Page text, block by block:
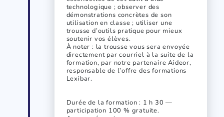
technologique ; observer des
démonstrations concrètes de son
utilisation en classe ; utiliser une
trousse d’outils pratique pour mieux
soutenir vos élèves.
À noter : la trousse vous sera envoyée
directement par courriel à la suite de la
formation, par notre partenaire Aideor,
responsable de l’offre des formations
Lexibar.
Durée de la formation : 1 h 30 —
participation 100 % gratuite.